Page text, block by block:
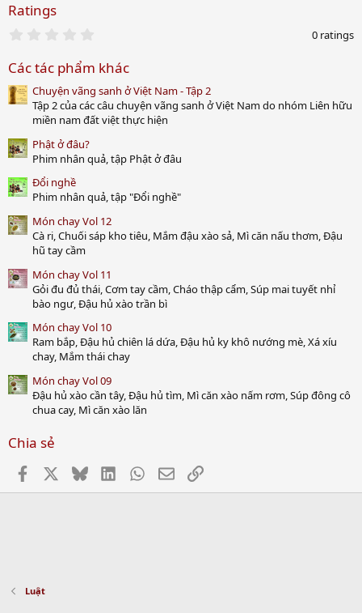
Ratings
0
t
a
r
(
)
0 ratings
Các tác phẩm khác
Chuyện vãng sanh ở Việt Nam - Tập 2
Tập 2 của các câu chuyện vãng sanh ở Việt Nam do nhóm Liên hữu
miền nam đất việt thực hiện
Phật ở đâu?
Phim nhân quả, tập Phật ở đâu
Đổi nghề
Phim nhân quả, tập "Đổi nghề"
Món chay Vol 12
Cà ri, Chuối sáp kho tiêu, Mắm đậu xào sả, Mì căn nấu thơm, Đậu
hũ tay cầm
Món chay Vol 11
Gỏi đu đủ thái, Cơm tay cầm, Cháo thập cẩm, Súp mai tuyết nhỉ
bào ngư, Đậu hủ xào trần bì
Món chay Vol 10
Ram bắp, Đậu hủ chiên lá dứa, Đậu hủ ky khô nướng mè, Xá xíu
chay, Mắm thái chay
Món chay Vol 09
Đậu hủ xào cần tây, Đậu hủ tìm, Mì căn xào nấm rơm, Súp đông cô
chua cay, Mì căn xào lăn
Chia sẻ
Facebook BlueskyLinkedInWhatsApp
EmailLink
Luật